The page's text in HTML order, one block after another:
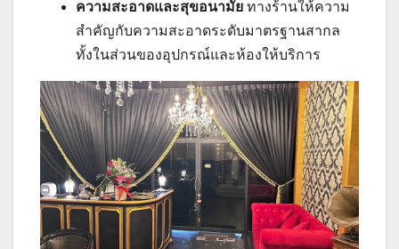
ความสะอาดและสุขอนามัย ทางร้านให้ความ
สำคัญกับความสะอาดระดับมาตรฐานสากล
ทั้งในส่วนของอุปกรณ์และห้องให้บริการ